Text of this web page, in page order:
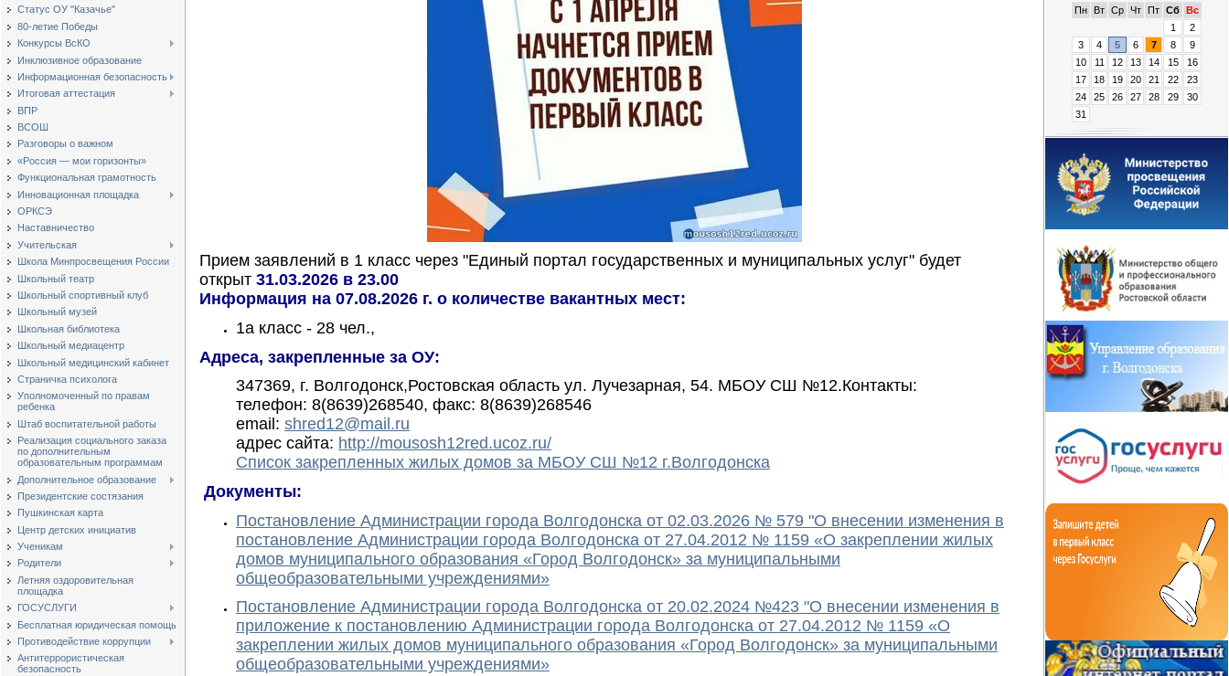
Статус ОУ "Казачье"
80-летие Победы
Конкурсы ВсКО
Инклюзивное образование
Информационная безопасность
Итоговая аттестация
ВПР
ВСОШ
Разговоры о важном
«Россия — мои горизонты»
Функциональная грамотность
Инновационная площадка
ОРКСЭ
Наставничество
Учительская
Школа Минпросвещения России
Школьный театр
Школьный спортивный клуб
Школьный музей
Школьная библиотека
Школьный медиацентр
Школьный медицинский кабинет
Страничка психолога
Уполномоченный по правам
ребенка
Штаб воспитательной работы
Реализация социального заказа
по дополнительным
образовательным программам
Дополнительное образование
Президентские состязания
Пушкинская карта
Центр детских инициатив
Ученикам
Родители
Летняя оздоровительная
площадка
ГОСУСЛУГИ
Бесплатная юридическая помощь
Противодействие коррупции
Антитеррористическая
безопасность
Прием заявлений в 1 класс через "Единый портал государственных и муниципальных услуг" будет
открыт 31.03.2026 в 23.00
Информация на 07.08.2026 г. о количестве вакантных мест:
1а класс - 28 чел.,
Адреса, закрепленные за ОУ:
347369, г. Волгодонск,Ростовская область ул. Лучезарная, 54. МБОУ СШ №12.Контакты:
телефон: 8(8639)268540, факс: 8(8639)268546
email: shred12@mail.ru
адрес сайта: http://mousosh12red.ucoz.ru/
Список закрепленных жилых домов за МБОУ СШ №12 г.Волгодонска
Документы:
Постановление Администрации города Волгодонска от 02.03.2026 № 579 "О внесении изменения в
постановление Администрации города Волгодонска от 27.04.2012 № 1159 «О закреплении жилых
домов муниципального образования «Город Волгодонск» за муниципальными
общеобразовательными учреждениями»
Постановление Администрации города Волгодонска от 20.02.2024 №423 "О внесении изменения в
приложение к постановлению Администрации города Волгодонска от 27.04.2012 № 1159 «О
закреплении жилых домов муниципального образования «Город Волгодонск» за муниципальными
общеобразовательными учреждениями»
Пн
Вт Ср Чт Пт Сб Вс
1
2
3
4 5 6 7 8
9
10
11 12 13 14 15
16
17
18 19 20 21 22
23
24
25 26 27 28 29
30
31